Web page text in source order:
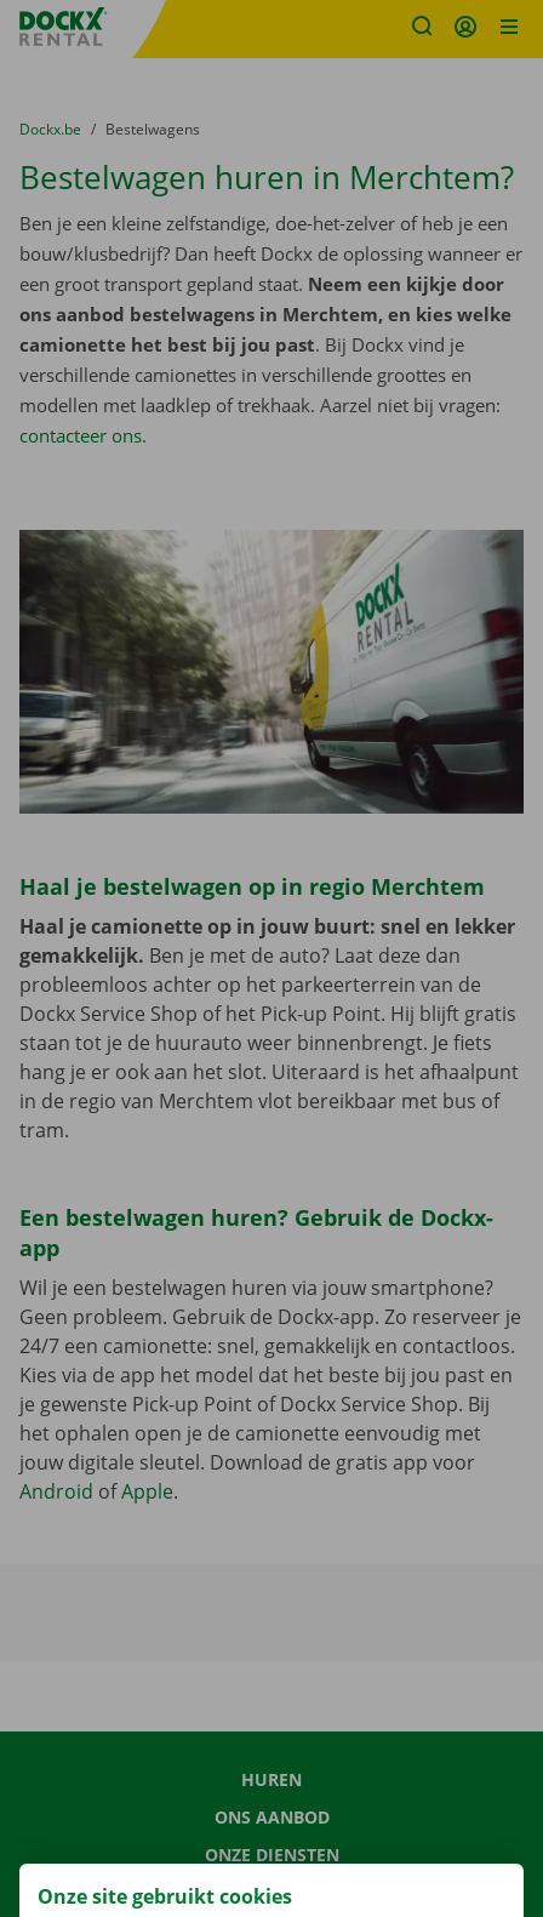
Fratello DEMO
U bevindt zich hier:
van
Dockx.be naar
Bestelwagens
Bestelwagen huren in Merchtem?
Ben je een kleine zelfstandige, doe-het-zelver of heb je een
bouw/klusbedrijf? Dan heeft Dockx de oplossing wanneer er
een groot transport gepland staat. Neem een kijkje door
ons aanbod bestelwagens in Merchtem, en kies welke
camionette het best bij jou past. Bij Dockx vind je
verschillende camionettes in verschillende groottes en
modellen met laadklep of trekhaak. Aarzel niet bij vragen:
contacteer ons.
Haal je bestelwagen op in regio Merchtem
Haal je camionette op in jouw buurt: snel en lekker
gemakkelijk. Ben je met de auto? Laat deze dan
probleemloos achter op het parkeerterrein van de
Dockx Service Shop of het Pick-up Point. Hij blijft gratis
staan tot je de huurauto weer binnenbrengt. Je fiets
hang je er ook aan het slot. Uiteraard is het afhaalpunt
in de regio van Merchtem vlot bereikbaar met bus of
tram.
Een bestelwagen huren? Gebruik de Dockx-
app
Wil je een bestelwagen huren via jouw smartphone?
Geen probleem. Gebruik de Dockx-app. Zo reserveer je
24/7 een camionette: snel, gemakkelijk en contactloos.
Kies via de app het model dat het beste bij jou past en
je gewenste Pick-up Point of Dockx Service Shop. Bij
het ophalen open je de camionette eenvoudig met
jouw digitale sleutel. Download de gratis app voor
Android ofApple.
HUREN
ONS AANBOD
ONZE DIENSTEN
LOCATIES
Onze site gebruikt cookies